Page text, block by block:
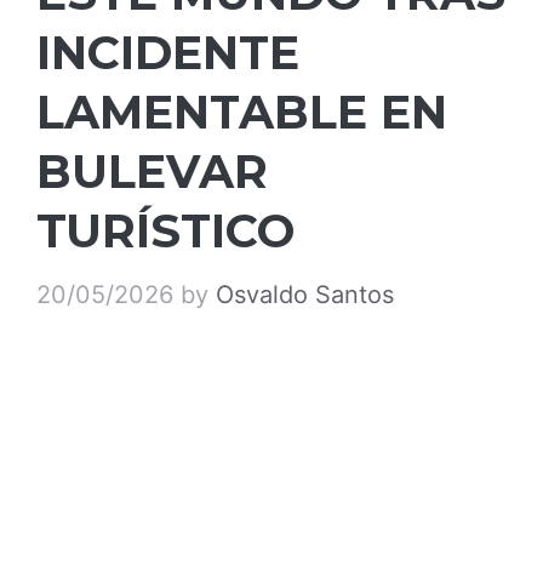
INCIDENTE
LAMENTABLE EN
BULEVAR
TURÍSTICO
20/05/2026 by Osvaldo Santos